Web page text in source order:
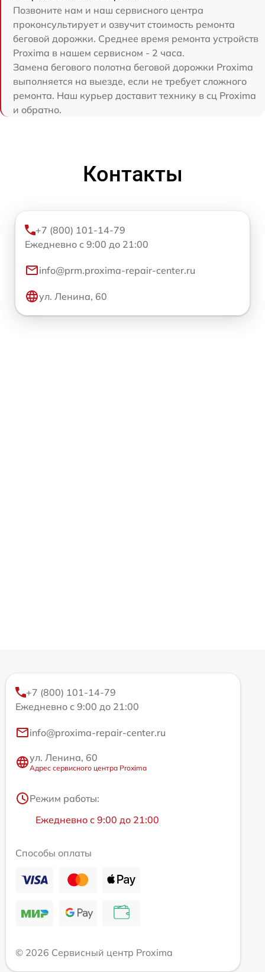
Позвоните нам и наш сервисного центра
проконсультирует и озвучит стоимость ремонта
беговой дорожки. Среднее время ремонта устройств
Proxima в нашем сервисном - 2 часа.
Замена бегового полотна беговой дорожки Proxima
выполняется на выезде, если не требует сложного
ремонта. Наш курьер доставит технику в сц Proxima
и обратно.
Контакты
+7 (800) 101-14-79
Ежедневно с 9:00 до 21:00
info@prm.proxima-repair-center.ru
ул. Ленина, 60
+7 (800) 101-14-79
Ежедневно с 9:00 до 21:00
info@proxima-repair-center.ru
ул. Ленина, 60
Адрес сервисного центра Proxima
Режим работы:
Ежедневно с 9:00 до 21:00
Способы оплаты
© 2026 Сервисный центр Proxima